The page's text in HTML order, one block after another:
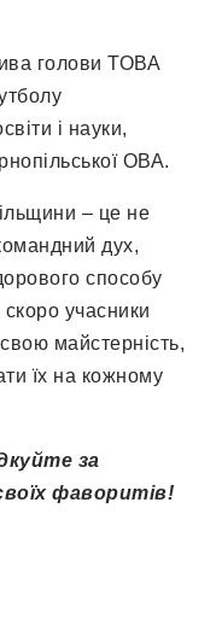
голови ТОВА
і науки,
ОВА.
– це не
дух,
способу
учасники
майстерність,
їх на кожному
за
фаворитів!